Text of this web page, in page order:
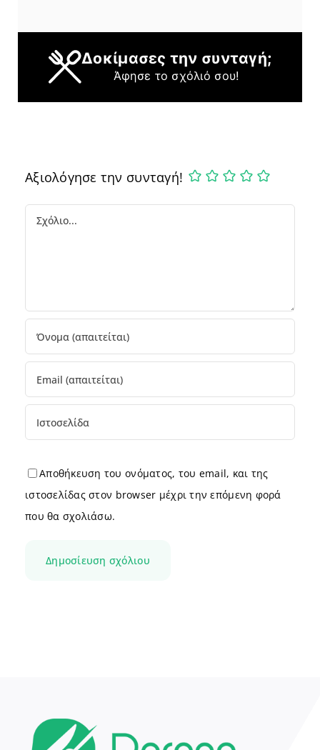
Δοκίμασες την συνταγή;
Άφησε το σχόλιό σου!
Αξιολόγησε την συνταγή!
Comment
Αποθήκευση του ονόματος, του email, και της
ιστοσελίδας στον browser μέχρι την επόμενη φορά
που θα σχολιάσω.